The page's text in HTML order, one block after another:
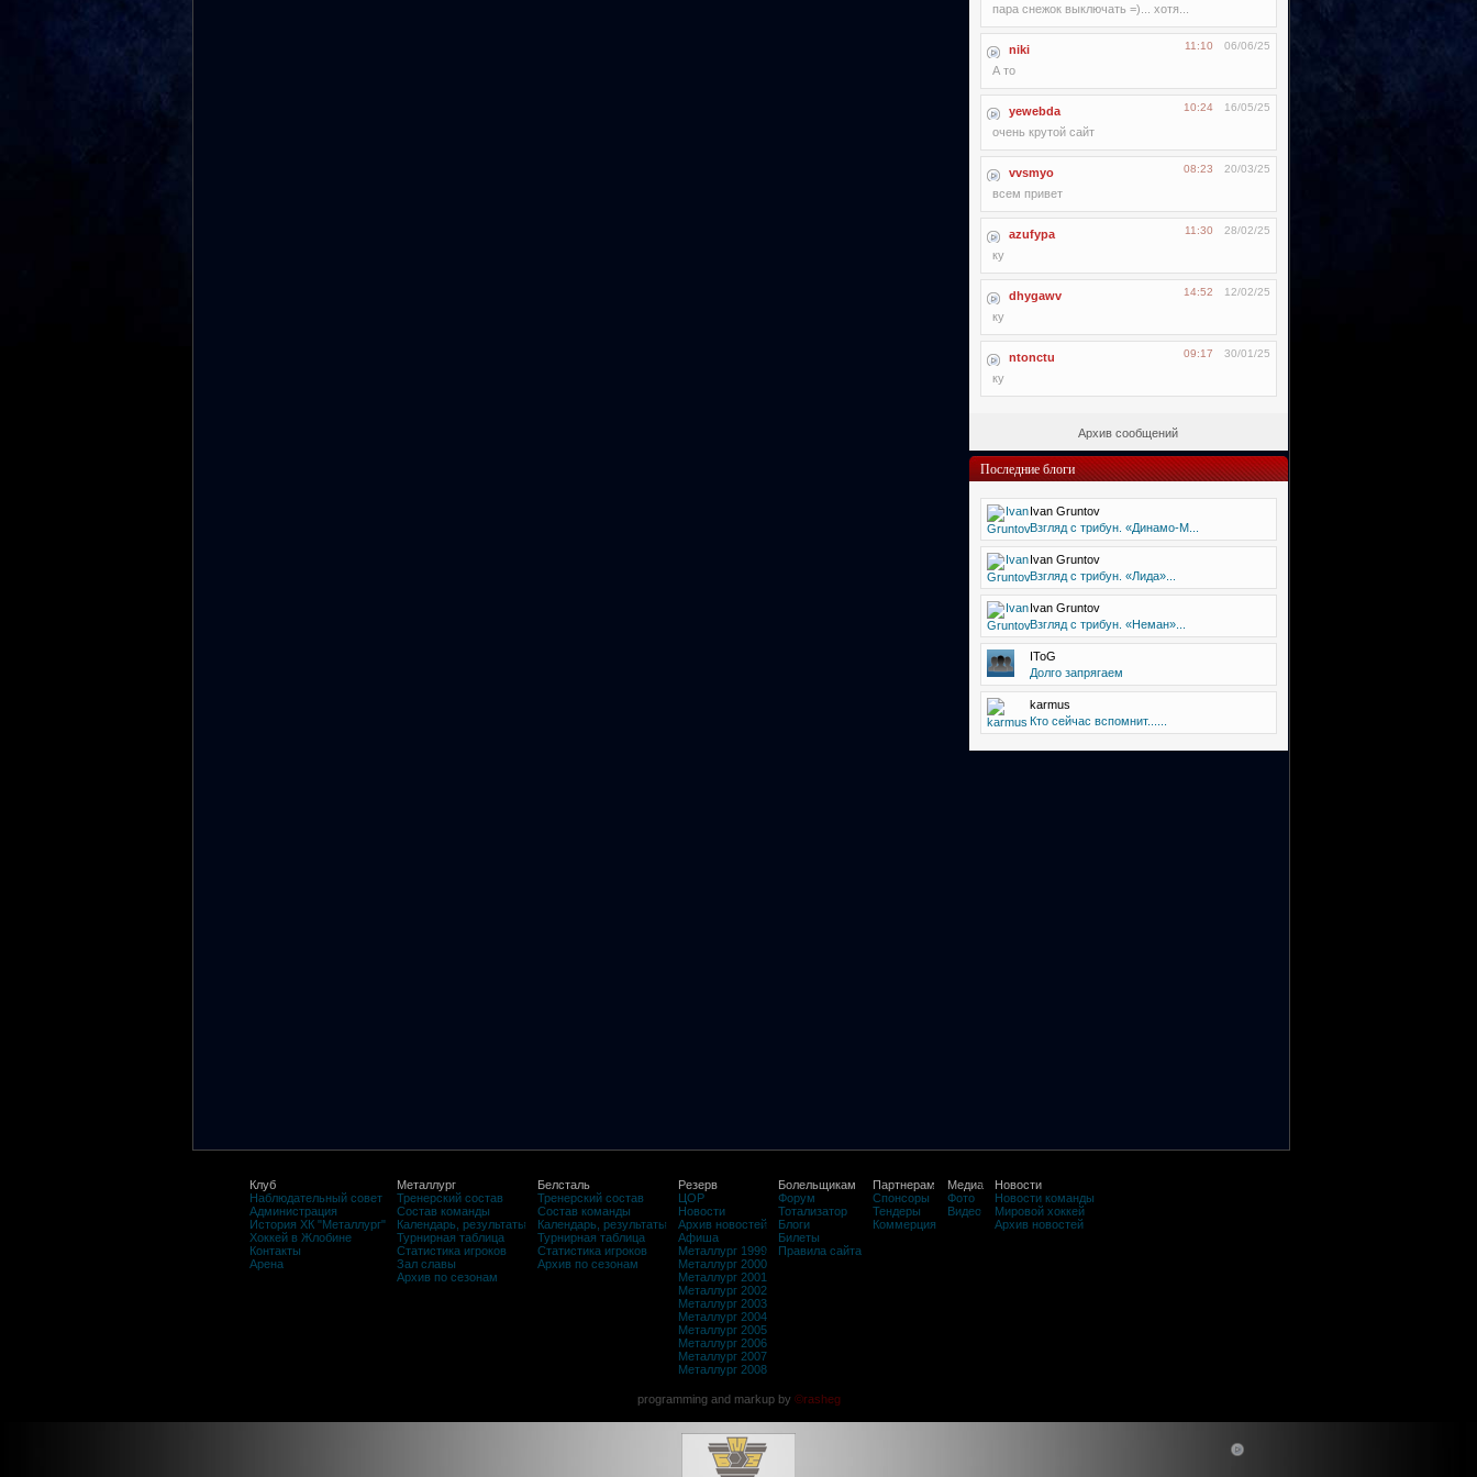
пара снежок выключать =)... хотя...
niki 06/06/25
11:10
А то
yewebda 16/05/25
10:24
очень крутой сайт
vvsmyo 20/03/25
08:23
всем привет
azufypa 28/02/25
11:30
ку
dhygawv 12/02/25
14:52
ку
ntonctu 30/01/25
09:17
ку
Архив сообщений
Последние блоги
Ivan Gruntov
Взгляд с трибун. «Динамо-М...
Ivan Gruntov
Взгляд с трибун. «Лида»...
Ivan Gruntov
Взгляд с трибун. «Неман»...
IToG
Долго запрягаем
karmus
Кто сейчас вспомнит......
Клуб
Наблюдательный совет
Администрация
История ХК "Металлург"
Хоккей в Жлобине
Контакты
Арена
Металлург
Тренерский состав
Состав команды
Календарь, результаты
Турнирная таблица
Статистика игроков
Зал славы
Архив по сезонам
Белсталь
Тренерский состав
Состав команды
Календарь, результаты
Турнирная таблица
Статистика игроков
Архив по сезонам
Резерв
ЦОР
Новости
Архив новостей
Афиша
Металлург 1999
Металлург 2000
Металлург 2001
Металлург 2002
Металлург 2003
Металлург 2004
Металлург 2005
Металлург 2006
Металлург 2007
Металлург 2008
Болельщикам
Форум
Тотализатор
Блоги
Билеты
Правила сайта
Партнерам
Спонсоры
Тендеры
Коммерция
Медиа
Фото
Видео
Новости
Новости команды
Мировой хоккей
Архив новостей
programming and markup by ©rasheg